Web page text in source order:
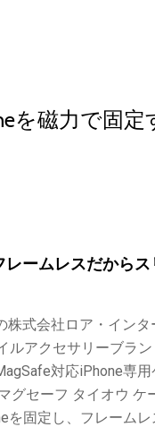
を磁力で固
ームレスだから
式会社ロア・インタ
アクセサリーブラ
対応iPhone専
セーフ タイオウ ケ
を固定し、フレーム